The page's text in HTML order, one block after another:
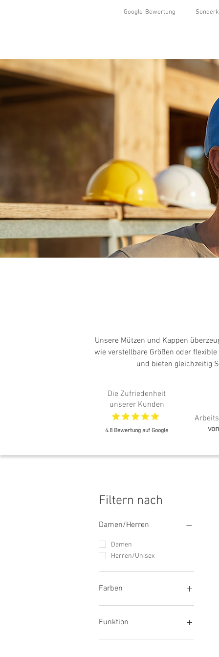
Google-Bewertung
Unsere Mützen und Kappen
wie verstellbare Größen oder
und bieten gleichzeitig
Die Zufriedenheit
unserer Kunden
4.8 Bewertung auf Google
Filtern nach
Damen/Herren
Damen
Herren/Unisex
Farben
Grün
Blau
Rot
Funktion
Innovative Kühlprodukte